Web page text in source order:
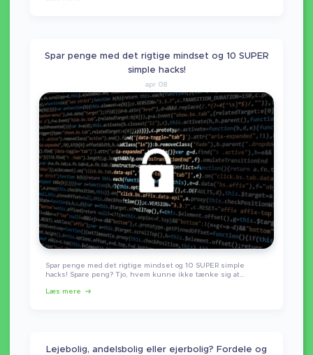
Spar penge med det rigtige mindset og 10 SUPER
simple hacks!
apr 08
Spar penge med det rigtige mindset og 10 SUPER simple
hacks! Spare peng? Tjo, hvem kunne ikke tænke sig at…
Læs mere
Lejebolig, andelsbolig eller ejerbolig? Fordele og